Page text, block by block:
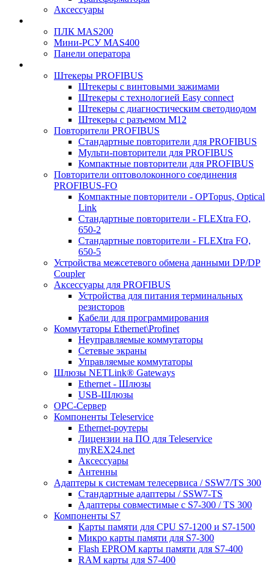
Аксессуары
ПЛК MAS200
Мини-РСУ MAS400
Панели оператора
Штекеры PROFIBUS
Штекеры с винтовыми зажимами
Штекеры с технологией Easy connect
Штекеры с диагностическим светодиодом
Штекеры с разъемом М12
Повторители PROFIBUS
Стандартные повторители для PROFIBUS
Мульти-повторители для PROFIBUS
Компактные повторители для PROFIBUS
Повторители оптоволоконного соединения
PROFIBUS-FO
Компактные повторители - OPTopus, Optical
Link
Стандартные повторители - FLEXtra FO,
650-2
Стандартные повторители - FLEXtra FO,
650-5
Устройства межсетевого обмена данными DP/DP
Coupler
Аксессуары для PROFIBUS
Устройства для питания терминальных
резисторов
Кабели для программирования
Коммутаторы Ethernet\Profinet
Неуправляемые коммутаторы
Сетевые экраны
Управляемые коммутаторы
Шлюзы NETLink® Gateways
Ethernet - Шлюзы
USB-Шлюзы
ОРС-Сервер
Компоненты Teleservice
Ethernet-роутеры
Лицензии на ПО для Teleservice
myREX24.net
Аксессуары
Антенны
Адаптеры к системам телесервиса / SSW7/TS 300
Стандартные адаптеры / SSW7-TS
Адаптеры совместимые с S7-300 / TS 300
Компоненты S7
Карты памяти для CPU S7-1200 и S7-1500
Микро карты памяти для S7-300
Flash EPROM карты памяти для S7-400
RAM карты для S7-400